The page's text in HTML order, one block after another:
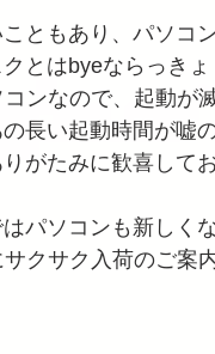
ともあり、パソコ
とはbyeならっきょ
ンなので、起動が
長い起動時間が嘘の
がたみに歓喜してお
パソコンも新しく
クサク入荷のご案